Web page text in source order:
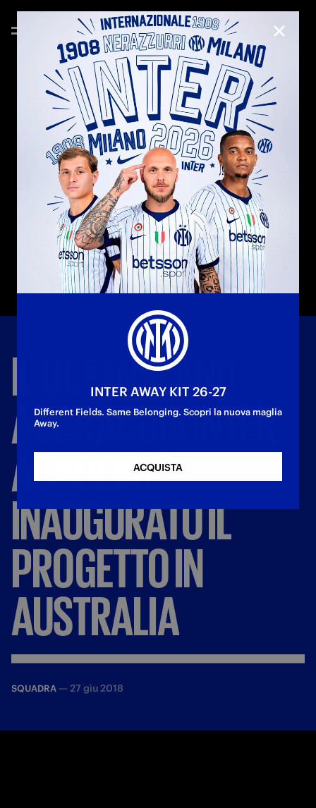
IL
QUEENSLAND
ABBRACCIAINTER
ACADEMY:
INAUGURATOIL
PROGETTOIN
AUSTRALIA
SQUADRA — 27 giu 2018
INTER AWAY KIT 26-27
Different Fields. Same Belonging. Scopri la nuova maglia
Away.
ACQUISTA